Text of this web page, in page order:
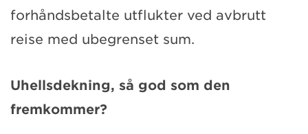
forhåndsbetalte utflukter ved avbrutt
reise med ubegrenset sum.
Uhellsdekning, så god som den
fremkommer?